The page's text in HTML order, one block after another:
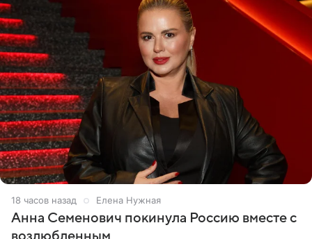
18 часов назад Елена Нужная
Анна Семенович покинула Россию вместе с